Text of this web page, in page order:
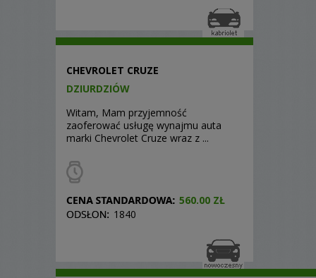
CHEVROLET CRUZE
DZIURDZIÓW
Witam, Mam przyjemność
zaoferować usługę wynajmu auta
marki Chevrolet Cruze wraz z ...
560.00 ZŁ
1840